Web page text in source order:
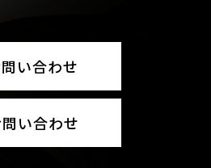
い合わせ
い合わせ